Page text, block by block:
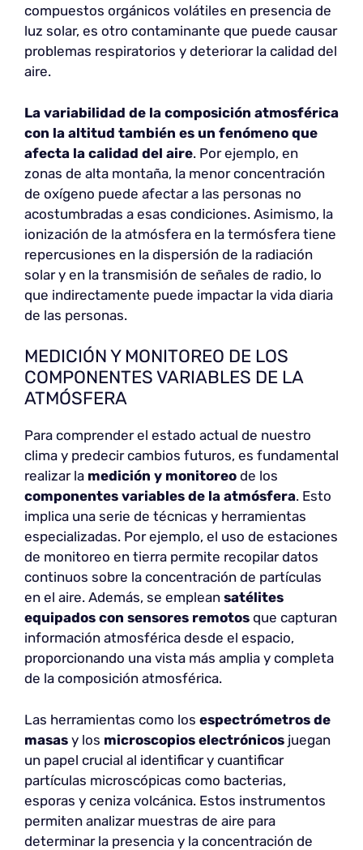
compuestos orgánicos volátiles en presencia de
luz solar, es otro contaminante que puede causar
problemas respiratorios y deteriorar la calidad del
aire.
La variabilidad de la composición atmosférica
con la altitud también es un fenómeno que
afecta la calidad del aire. Por ejemplo, en
zonas de alta montaña, la menor concentración
de oxígeno puede afectar a las personas no
acostumbradas a esas condiciones. Asimismo, la
ionización de la atmósfera en la termósfera tiene
repercusiones en la dispersión de la radiación
solar y en la transmisión de señales de radio, lo
que indirectamente puede impactar la vida diaria
de las personas.
MEDICIÓN Y MONITOREO DE LOS
COMPONENTES VARIABLES DE LA
ATMÓSFERA
Para comprender el estado actual de nuestro
clima y predecir cambios futuros, es fundamental
realizar la medición y monitoreo de los
componentes variables de la atmósfera. Esto
implica una serie de técnicas y herramientas
especializadas. Por ejemplo, el uso de estaciones
de monitoreo en tierra permite recopilar datos
continuos sobre la concentración de partículas
en el aire. Además, se emplean satélites
equipados con sensores remotos que capturan
información atmosférica desde el espacio,
proporcionando una vista más amplia y completa
de la composición atmosférica.
Las herramientas como los espectrómetros de
masas y los microscopios electrónicos juegan
un papel crucial al identificar y cuantificar
partículas microscópicas como bacterias,
esporas y ceniza volcánica. Estos instrumentos
permiten analizar muestras de aire para
determinar la presencia y la concentración de